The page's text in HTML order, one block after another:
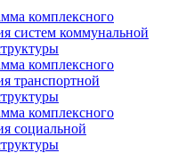
комплексного
систем коммунальной
комплексного
транспортной
комплексного
социальной